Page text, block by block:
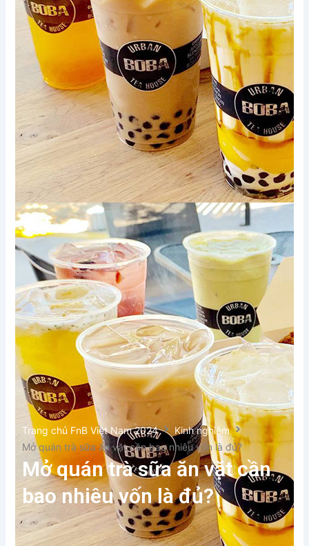
Xem thêm
Trang chủ FnB Việt Nam 2024
Kinh nghiệm
Mở quán trà sữa ăn vặt cần bao nhiêu vốn là đủ?
Mở quán trà sữa ăn vặt cần
bao nhiêu vốn là đủ?